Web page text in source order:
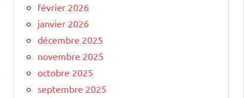
février 2026
janvier 2026
décembre 2025
novembre 2025
octobre 2025
septembre 2025